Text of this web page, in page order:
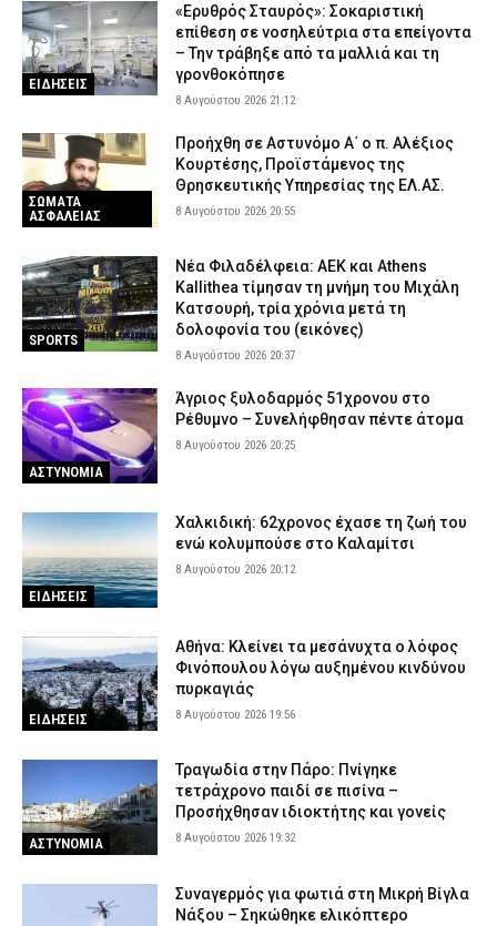
ΕΙΔΗΣΕΙΣ
«Ερυθρός Σταυρός»: Σοκαριστική
επίθεση σε νοσηλεύτρια στα επείγοντα
– Την τράβηξε από τα μαλλιά και τη
γρονθοκόπησε
8 Αυγούστου 2026 21:12
ΣΩΜΑΤΑ
ΑΣΦΑΛΕΙΑΣ
Προήχθη σε Αστυνόμο Α΄ ο π. Αλέξιος
Κουρτέσης, Προϊστάμενος της
Θρησκευτικής Υπηρεσίας της ΕΛ.ΑΣ.
8 Αυγούστου 2026 20:55
SPORTS
Νέα Φιλαδέλφεια: ΑΕΚ και Athens
Kallithea τίμησαν τη μνήμη του Μιχάλη
Κατσουρή, τρία χρόνια μετά τη
δολοφονία του (εικόνες)
8 Αυγούστου 2026 20:37
ΑΣΤΥΝΟΜΙΑ
Άγριος ξυλοδαρμός 51χρονου στο
Ρέθυμνο – Συνελήφθησαν πέντε άτομα
8 Αυγούστου 2026 20:25
ΕΙΔΗΣΕΙΣ
Χαλκιδική: 62χρονος έχασε τη ζωή του
ενώ κολυμπούσε στο Καλαμίτσι
8 Αυγούστου 2026 20:12
ΕΙΔΗΣΕΙΣ
Αθήνα: Κλείνει τα μεσάνυχτα ο λόφος
Φινόπουλου λόγω αυξημένου κινδύνου
πυρκαγιάς
8 Αυγούστου 2026 19:56
ΑΣΤΥΝΟΜΙΑ
Τραγωδία στην Πάρο: Πνίγηκε
τετράχρονο παιδί σε πισίνα –
Προσήχθησαν ιδιοκτήτης και γονείς
8 Αυγούστου 2026 19:32
Συναγερμός για φωτιά στη Μικρή Βίγλα
Νάξου – Σηκώθηκε ελικόπτερο